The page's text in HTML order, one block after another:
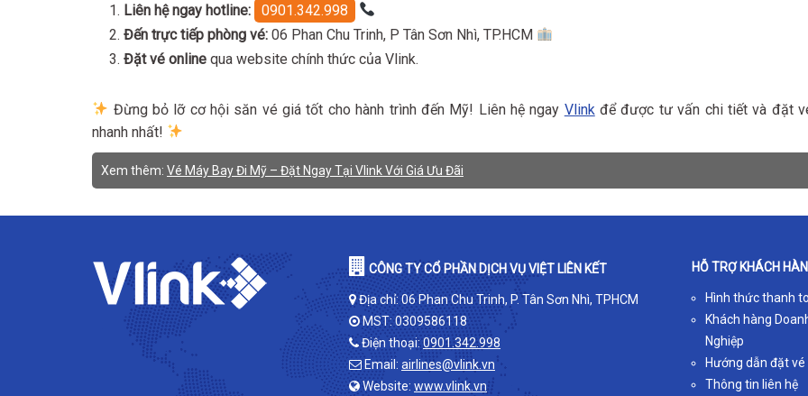
Liên hệ ngay hotline:
0901.342.998
Đến trực tiếp phòng vé: 06 Phan Chu Trinh, P Tân Sơn Nhì, TP.HCM
Đặt vé online qua website chính thức của Vlink.
Đừng bỏ lỡ cơ hội săn vé giá tốt cho hành trình đến Mỹ! Liên hệ ngay Vlink để được tư vấn chi tiết và đặt
nhanh nhất!
Xem thêm: Vé Máy Bay Đi Mỹ – Đặt Ngay Tại Vlink Với Giá Ưu Đãi
CÔNG TY CỔ PHẦN DỊCH VỤ VIỆT LIÊN KẾT
Địa chỉ: 06 Phan Chu Trinh, P. Tân Sơn Nhì, TPHCM
MST: 0309586118
Điện thoại: 0901.342.998
Email: airlines@vlink.vn
Website: www.vlink.vn
HỖ TRỢ KHÁCH
Hình thức thanh
Khách hàng
Nghiệp
Hướng dẫn đặt vé
Thông tin liên hệ